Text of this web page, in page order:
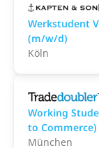
Werkstudent
(m/w/d)
Köln
Working
to Commerce)
München